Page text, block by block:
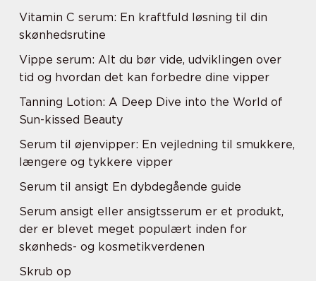
Vitamin C serum: En kraftfuld løsning til din
skønhedsrutine
Vippe serum: Alt du bør vide, udviklingen over
tid og hvordan det kan forbedre dine vipper
Tanning Lotion: A Deep Dive into the World of
Sun-kissed Beauty
Serum til øjenvipper: En vejledning til smukkere,
længere og tykkere vipper
Serum til ansigt En dybdegående guide
Serum ansigt eller ansigtsserum er et produkt,
der er blevet meget populært inden for
skønheds- og kosmetikverdenen
Skrub op